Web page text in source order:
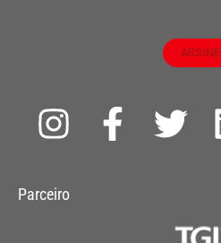
ASSINE
I
s
F
a
T
t
Parceiro